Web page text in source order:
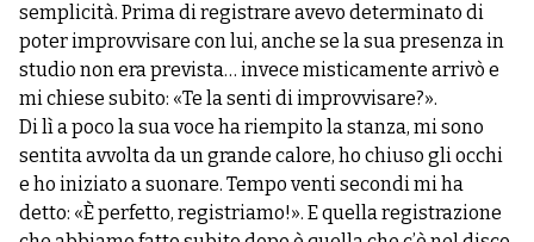
semplicità. Prima di registrare avevo determinato di
poter improvvisare con lui, anche se la sua presenza in
studio non era prevista… invece misticamente arrivò e
mi chiese subito: «Te la senti di improvvisare?».
Di lì a poco la sua voce ha riempito la stanza, mi sono
sentita avvolta da un grande calore, ho chiuso gli occhi
e ho iniziato a suonare. Tempo venti secondi mi ha
detto: «È perfetto, registriamo!». E quella registrazione